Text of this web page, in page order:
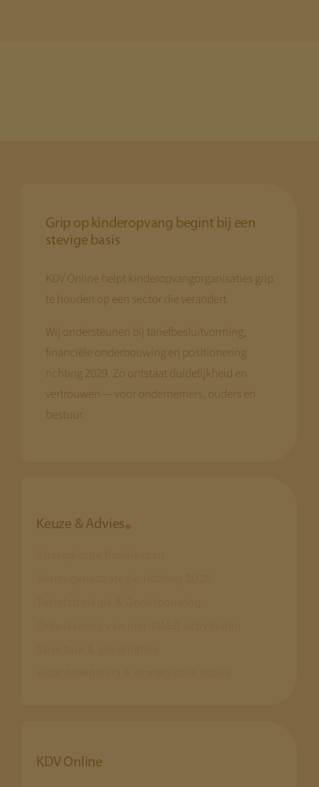
Grip op kinderopvang begint bij een
stevige basis
KDV Online helpt kinderopvangorganisaties grip
te houden op een sector die verandert.
Wij ondersteunen bij tariefbesluitvorming,
financiële onderbouwing en positionering
richting 2029. Zo ontstaat duidelijkheid en
vertrouwen — voor ondernemers, ouders en
bestuur.
Keuze & Advies
KDV Online